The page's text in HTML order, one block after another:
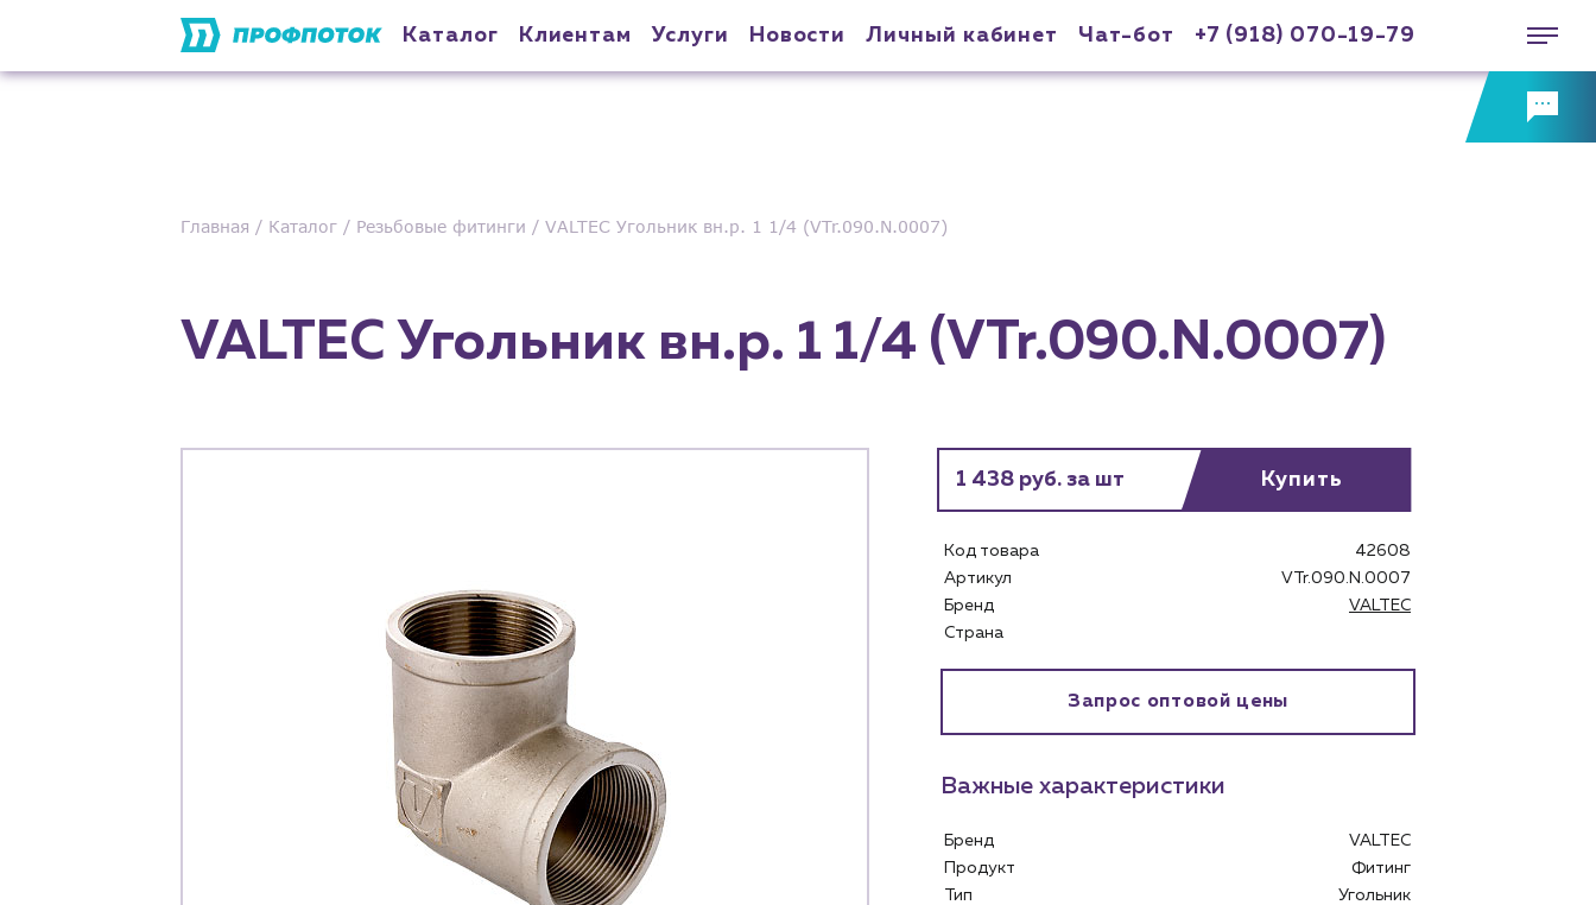
Каталог Клиентам Услуги Новости Личный кабинет Чат-бот +7 (918) 070-19-79
Каталог
Клиентам Контакты
Главная Каталог Резьбовые фитинги VALTEC Угольник вн.р. 1 1/4 (VTr.090.N.0007)
VALTEC Угольник вн.р. 1 1/4 (VTr.090.N.0007)
1 438 руб. за шт Купить
Код товара
42608
Артикул
VTr.090.N.0007
Бренд
VALTEC
Страна
Запрос оптовой цены
Важные характеристики
Бренд
VALTEC
Продукт
Фитинг
Тип
Угольник